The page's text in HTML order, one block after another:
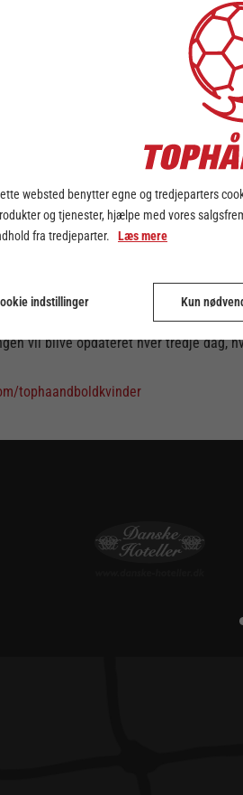
mod cancer og at skaffe 250.000
nye hovedsponsor Bambusa,
baggrund af, at klubberne og
i høj grad støtten fra omverdenen.
var begejstret da hun hørte
og det giver så god mening,
hvor klubberne uden for banen er
på kampen mod
og konkurrence-elementet ligger
vil blive opdateret hver tredje
tophaandboldkvinder
websted benytter egne og tredjeparters
og tjenester, hjælpe med vores
fra tredjeparter. Læs mere
indstillinger Kun